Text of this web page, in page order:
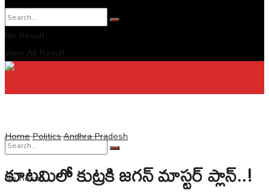
No Result
View All Result
No Result
HomePoliticsAndhra Pradesh
కూటమిలో కుట్రకి జగన్‌ మాస్టర్‌ ప్లాన్..!